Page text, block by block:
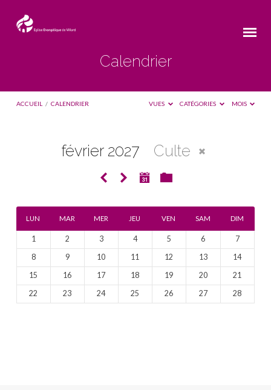
Calendrier
ACCUEIL / CALENDRIER VUES CATÉGORIES MOIS
février 2027 Culte
LUN MAR MER JEU VEN SAM DIM
1 2 3 4 5 6
7
8
9 10 11 12 13
14
15
16 17 18 19 20
21
22
23 24 25 26 27 28